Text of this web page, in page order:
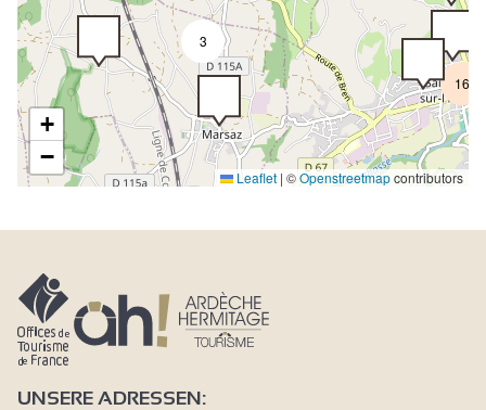
3
16
+
−
Leaflet | ©Openstreetmapcontributors
UNSERE ADRESSEN: